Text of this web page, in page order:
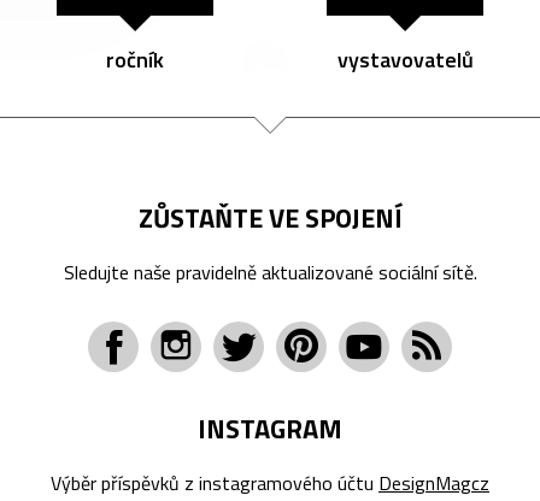
ročník vystavovatelů
ZŮSTAŇTE VE SPOJENÍ
Sledujte naše pravidelně aktualizované sociální sítě.
INSTAGRAM
Výběr příspěvků z instagramového účtu DesignMagcz